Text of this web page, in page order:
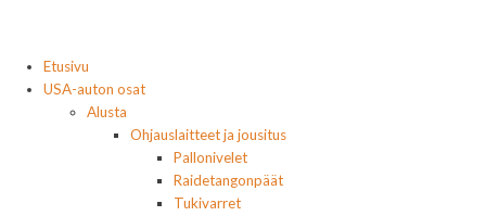
Etusivu
USA-auton osat
Alusta
Ohjauslaitteet ja jousitus
Pallonivelet
Raidetangonpäät
Tukivarret